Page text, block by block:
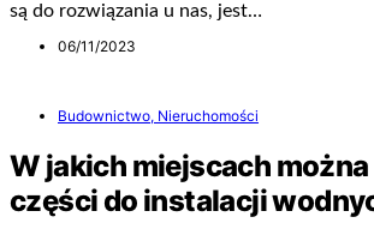
są do rozwiązania u nas, jest…
06/11/2023
Budownictwo, Nieruchomości
W jakich miejscach
części do instalacji